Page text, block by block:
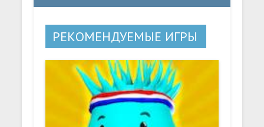
РЕКОМЕНДУЕМЫЕ ИГРЫ